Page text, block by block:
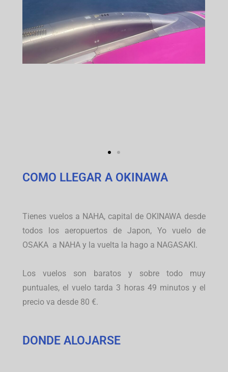
COMO LLEGAR A OKINAWA
Tienes vuelos a NAHA, capital de OKINAWA desde
todos los aeropuertos de Japon, Yo vuelo de
OSAKA a NAHA y la vuelta la hago a NAGASAKI.
Los vuelos son baratos y sobre todo muy
puntuales, el vuelo tarda 3 horas 49 minutos y el
precio va desde 80 €.
DONDE ALOJARSE